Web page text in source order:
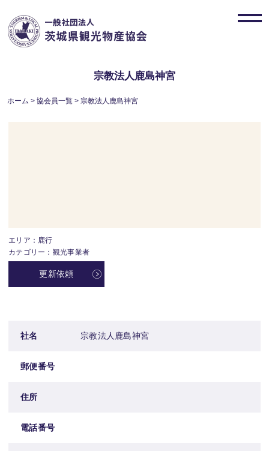
content
宗教法人鹿島神宮
ホーム >協会員一覧 >宗教法人鹿島神宮
エリア：鹿行
カテゴリー：観光事業者
更新依頼
社名 宗教法人鹿島神宮
郵便番号
住所
電話番号